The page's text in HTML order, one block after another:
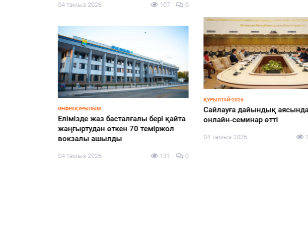
04 тамыз 2026 107 0
ИНФРАҚҰРЫЛЫМ
Елімізде жаз басталғалы бері қайта
жаңғыртудан өткен 70 теміржол
вокзалы ашылды
04 тамыз 2026 131 0
ҚҰРЫЛТАЙ-2026
Cайлауға дайындық аясында
онлайн-семинар өтті
04 тамыз 2026 114